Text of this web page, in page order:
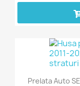
Prelata Auto